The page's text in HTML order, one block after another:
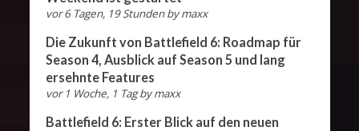
vor 6 Tagen, 19 Stunden bymaxx
Die Zukunft von Battlefield 6: Roadmap für
Season 4, Ausblick auf Season 5 und lang
ersehnte Features
vor 1 Woche, 1 Tag bymaxx
Battlefield 6: Erster Blick auf den neuen